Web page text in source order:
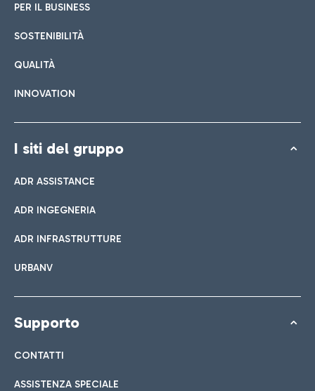
PER IL BUSINESS
SOSTENIBILITÀ
QUALITÀ
INNOVATION
I siti del gruppo
ADR ASSISTANCE
ADR INGEGNERIA
ADR INFRASTRUTTURE
URBANV
Supporto
CONTATTI
ASSISTENZA SPECIALE